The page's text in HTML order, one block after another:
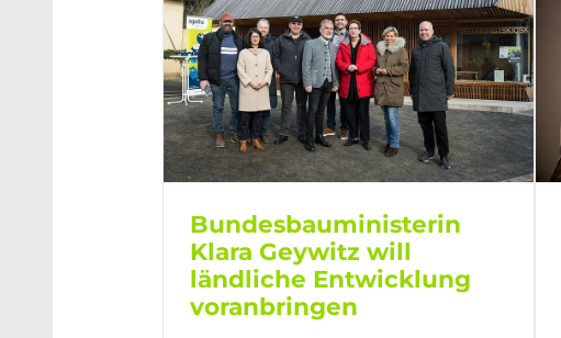
Bundesbauministerin
Klara Geywitz will
ländliche Entwicklung
voranbringen